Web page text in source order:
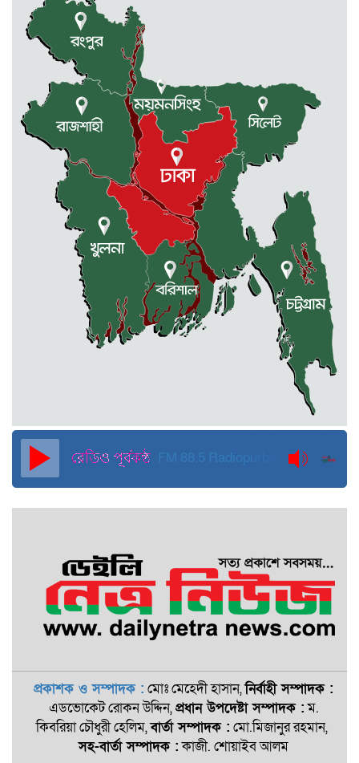
রাজধানীর তিন ক্যাম্পাসে ছাত্রদল-
ছাত্রশিবির দফায় দফায় সংঘর্ষ
সরকারের ফ্যামিলি কার্ড কার্যক্রম
বাস্তবায়নে ব্যয় ২০০০ কোটি টাকা
মোহনগঞ্জে কর্মস্থলেই অসুস্থ- রক্তবমির পর
প্রাণ গেল স্বাস্থ্য কর্মকর্তার
কুড়িগ্রামে বন্যাদুর্গতদের জন্য বরাদ্দকৃত
৩০ মেট্রিক টন চাল,একমুঠোও জোটেনি
ক্ষতিগ্রস্ত মানুষের ভাগ্যে
জুলাই ব্যবসা ও হাদি ব্যবসা চালু রাখতে
হবে: মাহমুদা মিতু
দুবাইয়ে কারাগার থেকে মুক্তি পেয়েছেন
পুলিশের সাবেক মহাপরিদর্শক বেনজীর
আহমেদ
FM 88.5 Radiopurbakantho
প্রকাশক ও সম্পাদক : মোঃ মেহেদী হাসান,নির্বাহী সম্পাদক :
এডভোকেট রোকন ‍উদ্দিন,প্রধান উপদেষ্টা সম্পাদক :ম.
কিবরিয়া চৌধুরী হেলিম,বার্তা সম্পাদক : মো.মিজানুর রহমান,
সহ-বার্তা সম্পাদক :কাজী. শোয়াইব আলম